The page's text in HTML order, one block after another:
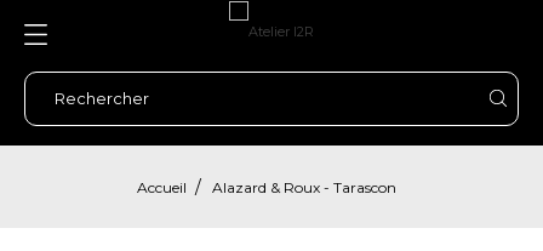
Accueil Alazard & Roux - Tarascon